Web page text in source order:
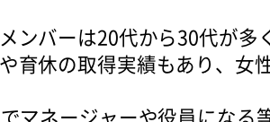
ンバーは20代から30代が
育休の取得実績もあり、女
マネージャーや役員になる